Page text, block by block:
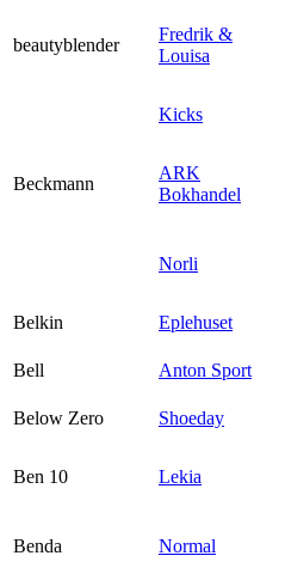
beautyblender
Fredrik &
Louisa
Kicks
Beckmann
ARK
Bokhandel
Norli
Belkin
Eplehuset
Bell
Anton Sport
Below Zero
Shoeday
Ben 10 Lekia
Benda Normal